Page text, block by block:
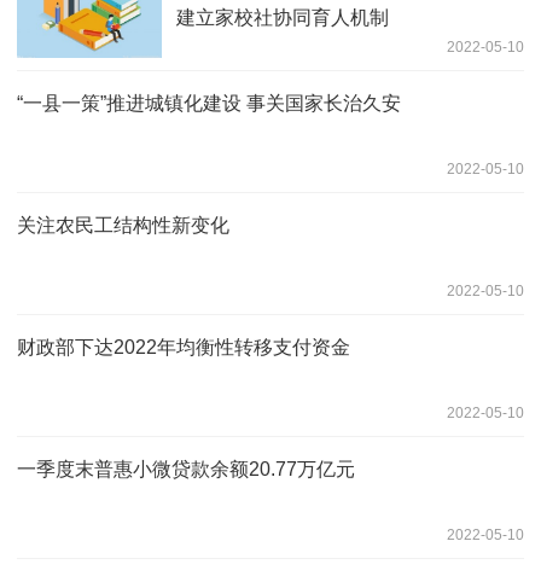
建立家校社协同育人机制
2022-05-10
“一县一策”推进城镇化建设 事关国家长治久安
2022-05-10
关注农民工结构性新变化
2022-05-10
财政部下达2022年均衡性转移支付资金
2022-05-10
一季度末普惠小微贷款余额20.77万亿元
2022-05-10